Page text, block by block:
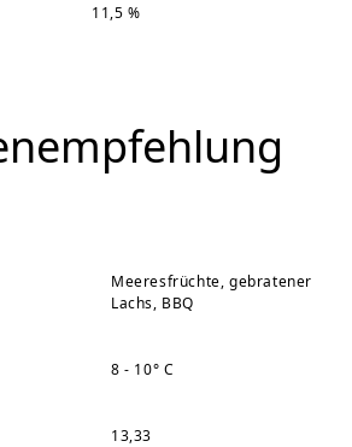
11,5 %
Meeresfrüchte, gebratener
Lachs, BBQ
8 - 10° C
13,33